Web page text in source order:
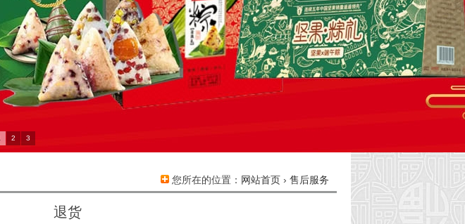
2 3
您所在的位置： 网站首页 › 售后服务
退货